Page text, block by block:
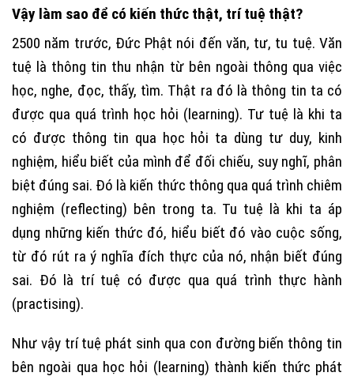
Vậy làm sao để có kiến thức thật, trí tuệ thật?
2500 năm trước, Đức Phật nói đến văn, tư, tu tuệ. Văn
tuệ là thông tin thu nhận từ bên ngoài thông qua việc
học, nghe, đọc, thấy, tìm. Thật ra đó là thông tin ta có
được qua quá trình học hỏi (learning). Tư tuệ là khi ta
có được thông tin qua học hỏi ta dùng tư duy, kinh
nghiệm, hiểu biết của mình để đối chiếu, suy nghĩ, phân
biệt đúng sai. Đó là kiến thức thông qua quá trình chiêm
nghiệm (reflecting) bên trong ta. Tu tuệ là khi ta áp
dụng những kiến thức đó, hiểu biết đó vào cuộc sống,
từ đó rút ra ý nghĩa đích thực của nó, nhận biết đúng
sai. Đó là trí tuệ có được qua quá trình thực hành
(practising).
Như vậy trí tuệ phát sinh qua con đường biến thông tin
bên ngoài qua học hỏi (learning) thành kiến thức phát